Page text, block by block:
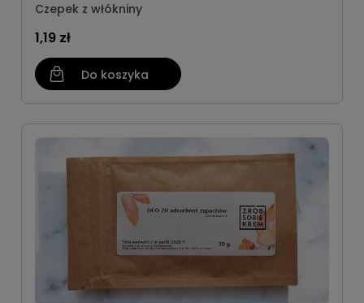
Czepek z włókniny
1,19 zł
Do koszyka